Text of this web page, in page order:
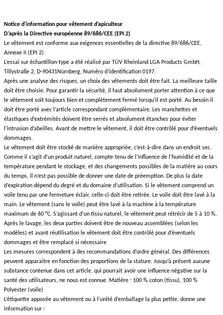
Notice d’information pour vêtement d’apiculteur
D’après la Directive européenne 89/686/CEE (EPI 2)
Le vêtement est conforme aux exigences essentielles de la directive 89/686/CEE,
Annexe II (EPI 2)
L’essai sur échantillon-type a été réalisé par TÜV Rheinland LGA Products GmbH,
Tillystraße 2, D-90431Nürnberg, Numéro d’identification 0197.
Après une analyse des risques, un choix des vêtements doit être fait. La meilleure taille
doit être choisie. Pour garantir la sécurité, il faut absolument porter attention à ce que
le vêtement soit toujours bien et complètement fermé lorsqu’il est porté. Au besoin il
doit être porté avec l’article correspondant complémentaire. Les manchettes et
élastiques d’extrémités doivent être serrés et absolument étanches pour éviter
l’intrusion d’abeilles. Avant de mettre le vêtement, il doit être contrôlé pour d’éventuels
dommages.
Le vêtement doit être stocké de manière appropriée, c’est-à-dire dans un endroit sec.
Comme il s’agit d’un produit naturel, compte-tenu de l’influence de l’humidité et de la
température pendant le stockage, et des changements possibles de la matière au cours
du temps, il n’est pas possible de donner une date de préemption. De plus la date
d’expiration dépend du degré et du domaine d’utilisation. Si le vêtement comprend un
voile tenu par une fermeture éclair, celle-ci doit être retirée. Le voile doit être lavé à la
main. Le vêtement (sans le voile) peut être lavé à la machine à la température
maximum de 60 °C. S’agissant d’un tissu naturel, le vêtement peut rétrécir de 5 à 10 %.
Après le lavage, les deux parties doivent être de nouveau assemblées (selon les
modèles) et avant réutilisation le vêtement doit être contrôlé pour d’éventuels
dommages et être remplacé si nécessaire
Les mesures correspondent à des recommandations d’ordre général. Des différences
peuvent apparaitre en fonction des proportions de la stature. Jusqu’à présent aucune
substance contenue dans cet article, qui pourrait avoir une influence négative sur la
santé des utilisateurs, ne nous est connue. Matière : 100 % coton (tissu), 100 %
Polyester (voile)
L’étiquette apposée au vêtement ou à l’unité d’emballage la plus petite, donne une
information sur :